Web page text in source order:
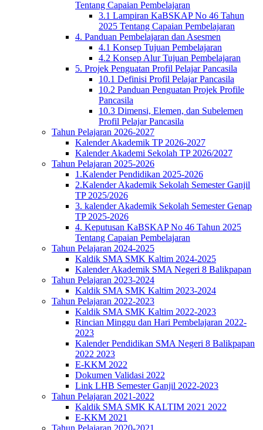
Tentang Capaian Pembelajaran
3.1 Lampiran KaBSKAP No 46 Tahun
2025 Tentang Capaian Pembelajaran
4. Panduan Pembelajaran dan Asesmen
4.1 Konsep Tujuan Pembelajaran
4.2 Konsep Alur Tujuan Pembelajaran
5. Projek Penguatan Profil Pelajar Pancasila
10.1 Definisi Profil Pelajar Pancasila
10.2 Panduan Penguatan Projek Profile
Pancasila
10.3 Dimensi, Elemen, dan Subelemen
Profil Pelajar Pancasila
Tahun Pelajaran 2026-2027
Kalender Akademik TP 2026-2027
Kalender Akademi Sekolah TP 2026/2027
Tahun Pelajaran 2025-2026
1.Kalender Pendidikan 2025-2026
2.Kalender Akademik Sekolah Semester Ganjil
TP 2025/2026
3. kalender Akademik Sekolah Semester Genap
TP 2025-2026
4. Keputusan KaBSKAP No 46 Tahun 2025
Tentang Capaian Pembelajaran
Tahun Pelajaran 2024-2025
Kaldik SMA SMK Kaltim 2024-2025
Kalender Akademik SMA Negeri 8 Balikpapan
Tahun Pelajaran 2023-2024
Kaldik SMA SMK Kaltim 2023-2024
Tahun Pelajaran 2022-2023
Kaldik SMA SMK Kaltim 2022-2023
Rincian Minggu dan Hari Pembelajaran 2022-
2023
Kalender Pendidikan SMA Negeri 8 Balikpapan
2022 2023
E-KKM 2022
Dokumen Validasi 2022
Link LHB Semester Ganjil 2022-2023
Tahun Pelajaran 2021-2022
Kaldik SMA SMK KALTIM 2021 2022
E-KKM 2021
Tahun Pelajaran 2020-2021